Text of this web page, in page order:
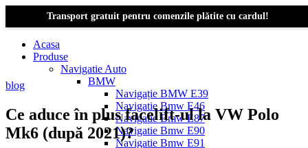
Transport gratuit pentru comenzile plătite cu cardul!
Acasa
Produse
Navigatie Auto
BMW
Navigație BMW E39
Navigatie Bmw E46
Navigatie Bmw E87
Navigatie Bmw E90
Navigatie Bmw E91
blog
Ce aduce în plus facelift-ul la VW Polo
Mk6 (după 2021)?